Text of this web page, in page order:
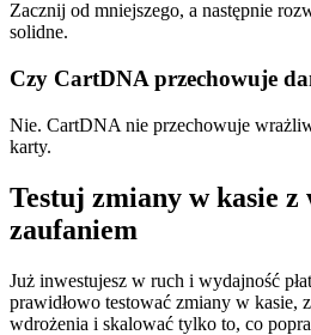
Zacznij od mniejszego, a następnie
solidne.
Czy CartDNA przechowuje
Nie. CartDNA nie przechowuje
karty.
Testuj zmiany w kasie z
zaufaniem
Już inwestujesz w ruch i wydajność
prawidłowo testować zmiany w kasie,
wdrożenia i skalować tylko to, co